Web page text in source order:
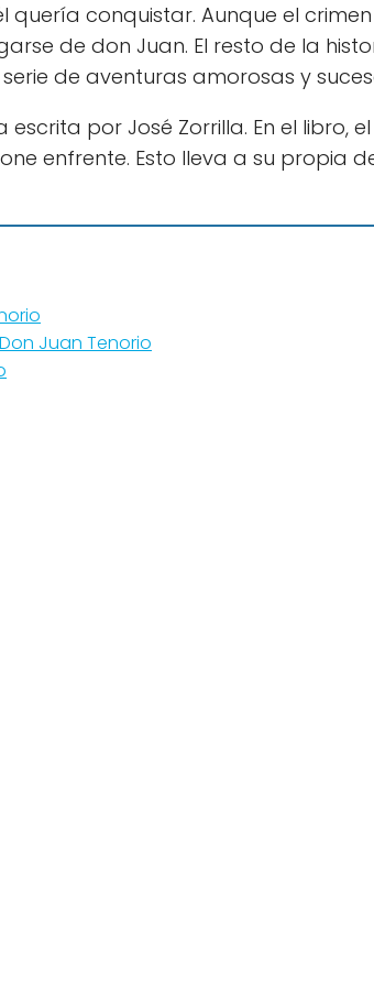
quería conquistar. Aunque el
de don Juan. El resto de la
de aventuras amorosas y
por José Zorrilla. En el libro,
enfrente. Esto lleva a su
Juan Tenorio